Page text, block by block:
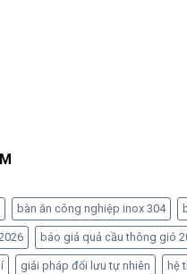
bàn ăn công nghiệp inox 304
báo giá quả cầu thông gió
giải pháp đối lưu tự nhiên hệ